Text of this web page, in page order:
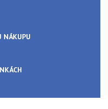
NÁKUPU